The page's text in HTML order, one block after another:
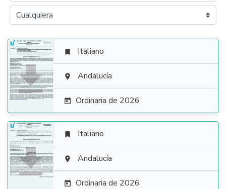

 Italiano
 Andalucía
 Ordinaria de 2026

 Italiano
 Andalucía
 Ordinaria de 2026